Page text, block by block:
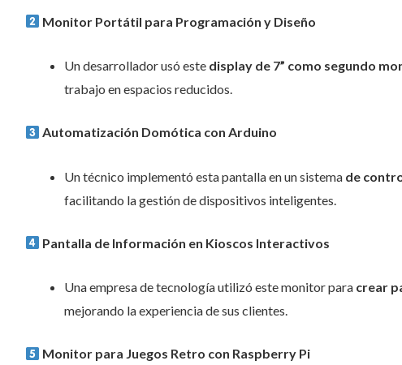
Monitor Portátil para Programación y Diseño
Un desarrollador usó este display de 7” como segundo
trabajo en espacios reducidos.
Automatización Domótica con Arduino
Un técnico implementó esta pantalla en un sistema de
facilitando la gestión de dispositivos inteligentes.
Pantalla de Información en Kioscos Interactivos
Una empresa de tecnología utilizó este monitor para crear
mejorando la experiencia de sus clientes.
Monitor para Juegos Retro con Raspberry Pi